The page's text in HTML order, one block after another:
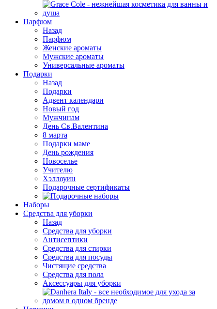
Парфюм
Назад
Парфюм
Женские ароматы
Мужские ароматы
Универсальные ароматы
Подарки
Назад
Подарки
Адвент календари
Новый год
Мужчинам
День Св.Валентина
8 марта
Подарки маме
День рождения
Новоселье
Учителю
Хэллоуин
Подарочные сертификаты
Наборы
Средства для уборки
Назад
Средства для уборки
Антисептики
Средства для стирки
Средства для посуды
Чистящие средства
Средства для пола
Аксессуары для уборки